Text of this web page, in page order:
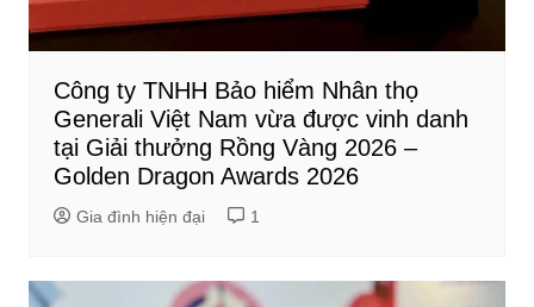
Công ty TNHH Bảo hiểm Nhân thọ
Generali Việt Nam vừa được vinh danh
tại Giải thưởng Rồng Vàng 2026 –
Golden Dragon Awards 2026
Gia đình hiện đại 1